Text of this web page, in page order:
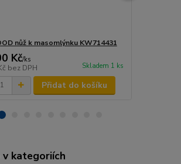
nůž k masomlýnku KW714431
Kč/ks
bez DPH Skladem 1 ks
Přidat do košíku
v kategoriích